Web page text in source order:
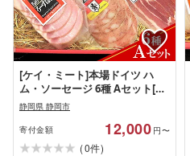
[ケイ・ミート]本場ドイツ ハ
ム・ソーセージ 6種 Aセット[配
送不可:北海道・沖縄・離島]◆ |
ハム お肉 ソーセージ 肉の加工
品 ギフト 簡単調理
静岡県 静岡市
寄付金額 12,000 円〜
(0件)